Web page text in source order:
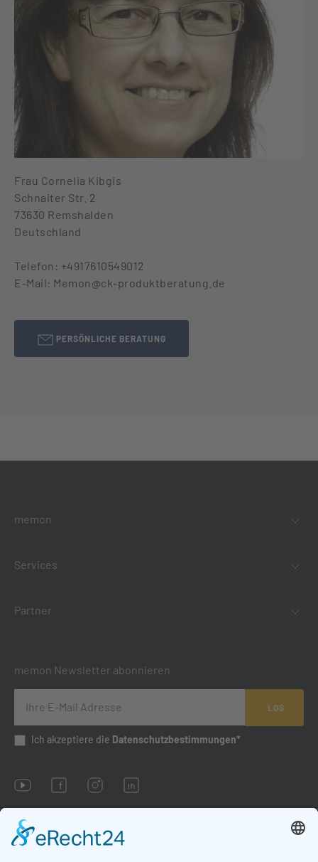
Frau Cornelia Kibgis
Schnaiter Str. 2
73630 Remshalden
Deutschland
Telefon: +4917610549012
E-Mail: Memon@ck-produktberatung.de
PERSÖNLICHE BERATUNG
memon
Services
Partner
memon Newsletter abonnieren
LOS
Ich akzeptiere die Datenschutzbestimmungen*